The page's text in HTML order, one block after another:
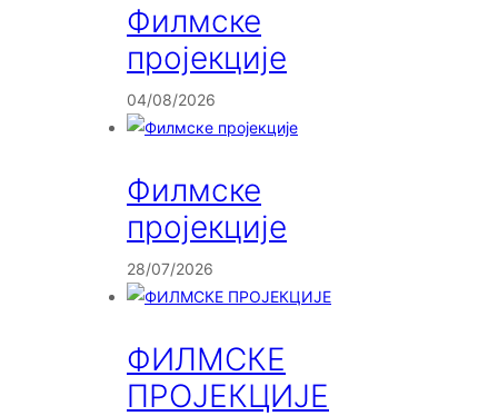
Филмске
пројекције
04/08/2026
Филмске
пројекције
28/07/2026
ФИЛМСКЕ
ПРОЈЕКЦИЈЕ